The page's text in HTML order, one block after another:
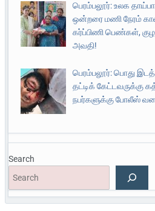
பெரம்பலூர்: உலக
ஒன்றரை மணி நேரம்
கர்ப்பிணி பெண்கள்,
அவதி!
பெரம்பலூர்: பொது
தட்டிக் கேட்டவருக்கு
நபர்களுக்கு போலீஸ்
Search